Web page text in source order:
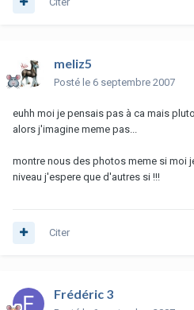
meliz5
Posté le 6 septembre 2007
euhh moi je pensais pas à ca mais
alors j'imagine meme pas...
montre nous des photos meme si moi
niveau j'espere que d'autres si !!!
Citer
Frédéric 3